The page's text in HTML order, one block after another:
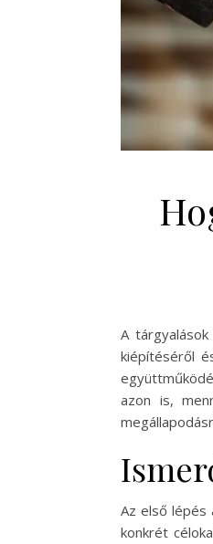
A
kiépítéséről
azon is,
Az első lépés
konkrét